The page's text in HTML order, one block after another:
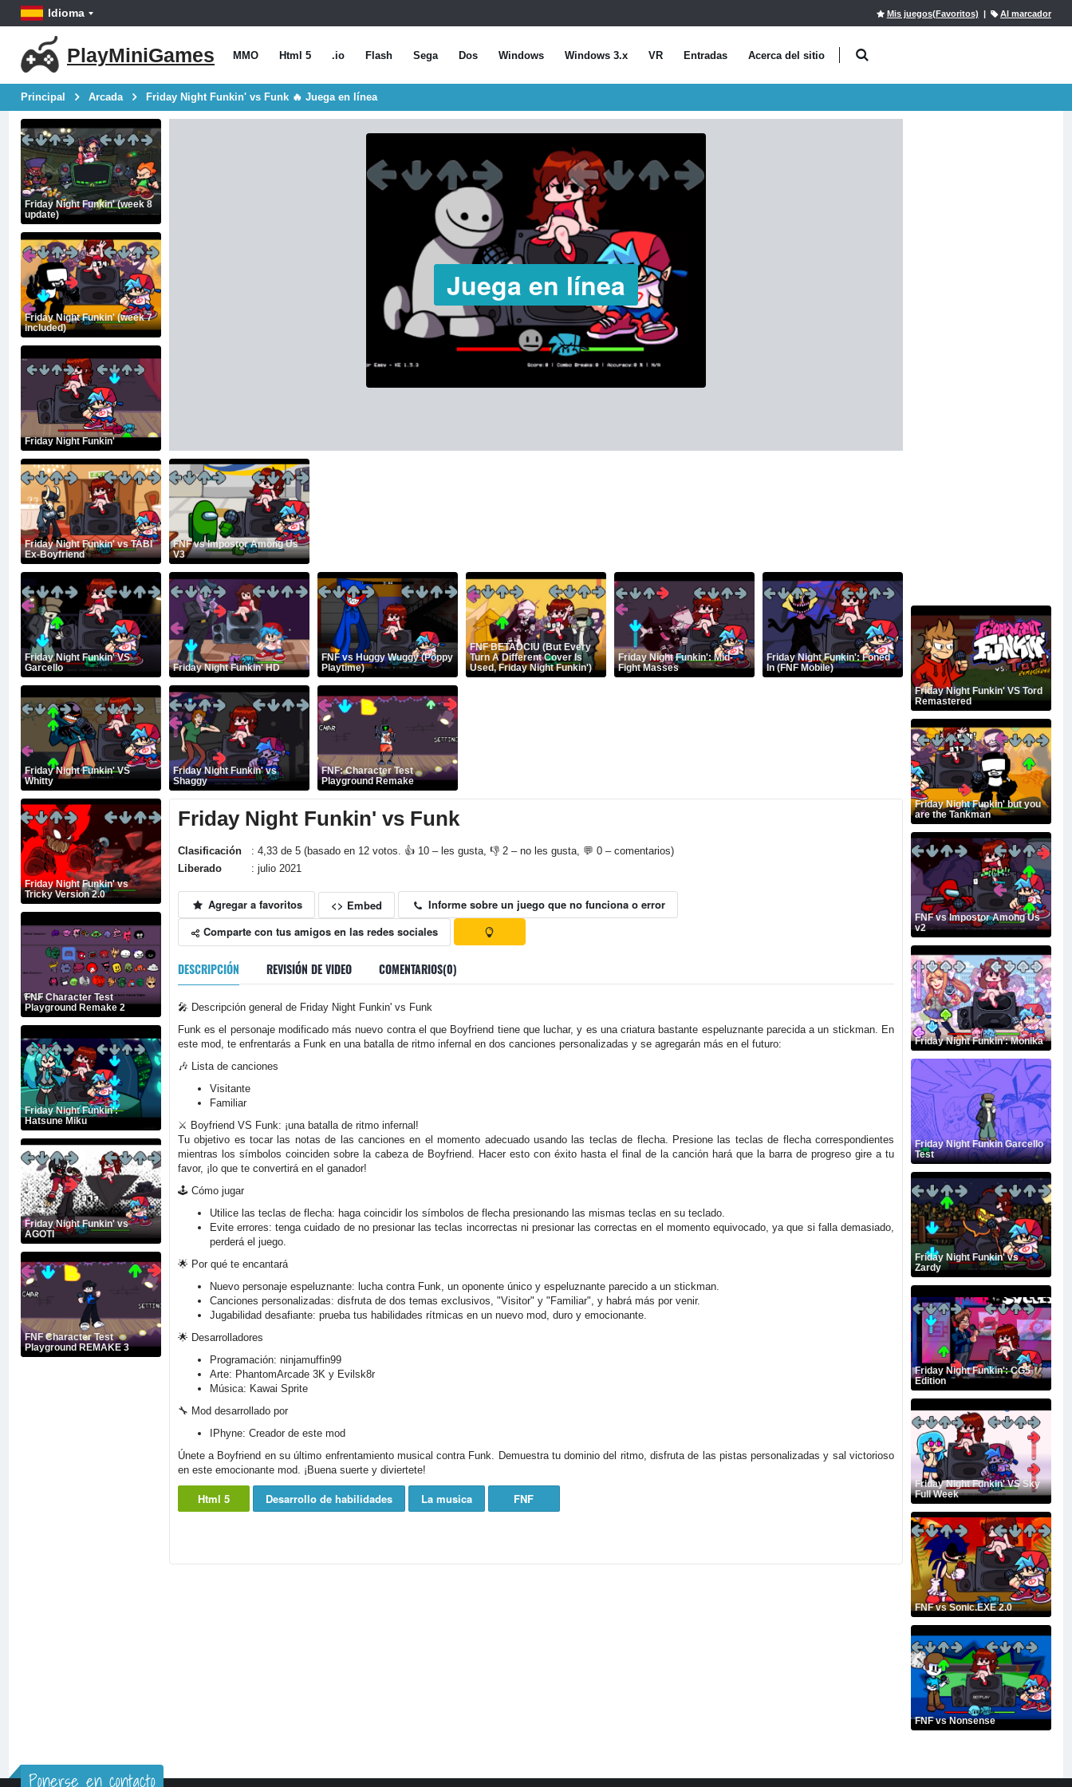
Idioma Mis juegos(Favoritos) | Al marcador
PlayMiniGames MMO Html 5 .io Flash Sega Dos Windows Windows 3.x VR Entradas Acerca del sitio
Principal Arcada Friday Night Funkin' vs Funk 🔥 Juega en línea
Friday Night Funkin' (week 8
update)
Friday Night Funkin' (week 7
included)
Friday Night Funkin'
Friday Night Funkin' vs TABI
Ex-Boyfriend
Friday Night Funkin' VS
Garcello
Friday Night Funkin' VS
Whitty
Friday Night Funkin' vs
Tricky Version 2.0
FNF Character Test
Playground Remake 2
Friday Night Funkin':
Hatsune Miku
Friday Night Funkin' vs
AGOTI
FNF Character Test
Playground REMAKE 3
Juega en línea
FNF vs Impostor Among Us
V3
Friday Night Funkin' HD
FNF vs Huggy Wuggy (Poppy
Playtime)
FNF BETADCIU (But Every
Turn A Different Cover Is
Used, Friday Night Funkin')
Friday Night Funkin': Mid-
Fight Masses
Friday Night Funkin': Foned
In (FNF Mobile)
Friday Night Funkin' vs
Shaggy
FNF: Character Test
Playground Remake
Friday Night Funkin' vs Funk
Clasificación
: 4,33 de 5 (basado en 12 votos. 👍 10 – les gusta, 👎 2 – no les gusta, 💬 0 – comentarios)
Liberado
: julio 2021
Agregar a favoritos <> Embed
Informe sobre un juego que no funciona o error
Comparte con tus amigos en las redes sociales
DESCRIPCIÓN REVISIÓN DE VIDEO COMENTARIOS(0)
🎤 Descripción general de Friday Night Funkin' vs Funk
Funk es el personaje modificado más nuevo contra el que Boyfriend tiene que luchar, y es una criatura bastante espeluznante parecida a un stickman. En
este mod, te enfrentarás a Funk en una batalla de ritmo infernal en dos canciones personalizadas y se agregarán más en el futuro:
🎶 Lista de canciones
Visitante
Familiar
⚔️ Boyfriend VS Funk: ¡una batalla de ritmo infernal!
Tu objetivo es tocar las notas de las canciones en el momento adecuado usando las teclas de flecha. Presione las teclas de flecha correspondientes
mientras los símbolos coinciden sobre la cabeza de Boyfriend. Hacer esto con éxito hasta el final de la canción hará que la barra de progreso gire a tu
favor, ¡lo que te convertirá en el ganador!
🕹️ Cómo jugar
Utilice las teclas de flecha: haga coincidir los símbolos de flecha presionando las mismas teclas en su teclado.
Evite errores: tenga cuidado de no presionar las teclas incorrectas ni presionar las correctas en el momento equivocado, ya que si falla demasiado,
perderá el juego.
🌟 Por qué te encantará
Nuevo personaje espeluznante: lucha contra Funk, un oponente único y espeluznante parecido a un stickman.
Canciones personalizadas: disfruta de dos temas exclusivos, "Visitor" y "Familiar", y habrá más por venir.
Jugabilidad desafiante: prueba tus habilidades rítmicas en un nuevo mod, duro y emocionante.
🌟 Desarrolladores
Programación: ninjamuffin99
Arte: PhantomArcade 3K y Evilsk8r
Música: Kawai Sprite
🔧 Mod desarrollado por
IPhyne: Creador de este mod
Únete a Boyfriend en su último enfrentamiento musical contra Funk. Demuestra tu dominio del ritmo, disfruta de las pistas personalizadas y sal victorioso
en este emocionante mod. ¡Buena suerte y diviertete!
Html 5 Desarrollo de habilidades La musica FNF
Friday Night Funkin' VS Tord
Remastered
Friday Night Funkin' but you
are the Tankman
FNF vs Impostor Among Us
v2
Friday Night Funkin': Monika
Friday Night Funkin Garcello
Test
Friday Night Funkin' vs
Zardy
Friday Night Funkin': CG5
Edition
Friday Night Funkin' VS Sky
Full Week
FNF vs Sonic.EXE 2.0
FNF vs Nonsense
Ponerse en contacto